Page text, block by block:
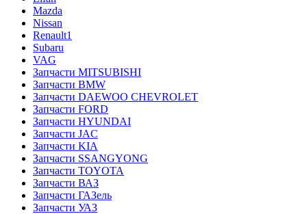
Mazda
Nissan
Renault1
Subaru
VAG
Запчасти MITSUBISHI
Запчасти BMW
Запчасти DAEWOO CHEVROLET
Запчасти FORD
Запчасти HYUNDAI
Запчасти JAC
Запчасти KIA
Запчасти SSANGYONG
Запчасти TOYOTA
Запчасти ВАЗ
Запчасти ГАЗель
Запчасти УАЗ